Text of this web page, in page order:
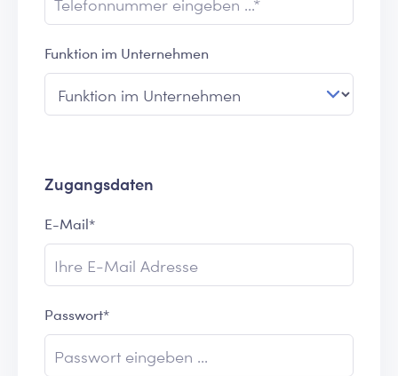
Funktion im Unternehmen
Zugangsdaten
E-Mail*
Passwort*